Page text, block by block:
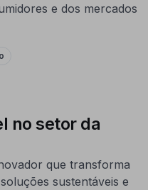
e dos mercados
no setor da
que transforma
sustentáveis e